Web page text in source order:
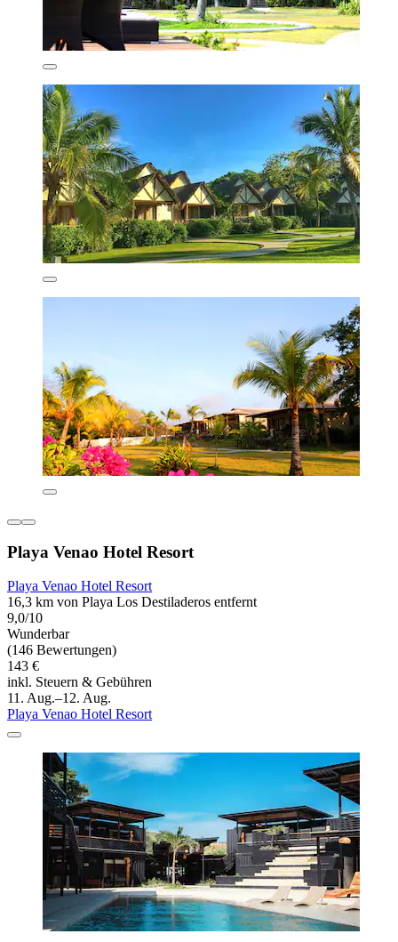
Playa Venao Hotel Resort
Playa Venao Hotel Resort
16,3 km von Playa Los Destiladeros entfernt
9,0/10
Wunderbar
(146 Bewertungen)
143 €
inkl. Steuern & Gebühren
11. Aug.–12. Aug.
Playa Venao Hotel Resort